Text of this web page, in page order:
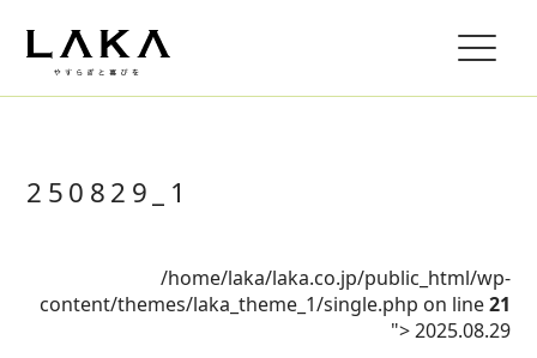
250829_1
/home/laka/laka.co.jp/public_html/wp-
content/themes/laka_theme_1/single.php on line21
">2025.08.29